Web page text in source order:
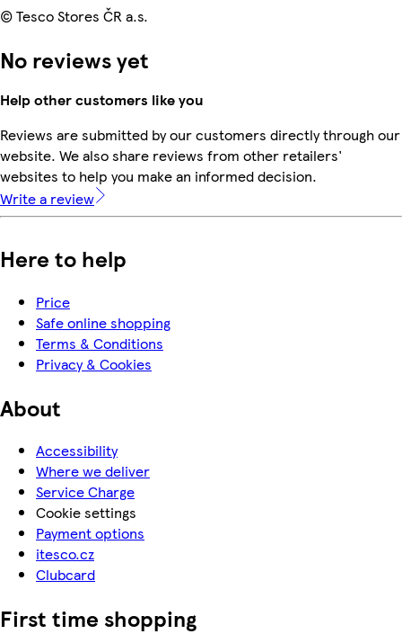
© Tesco Stores ČR a.s.
No reviews yet
Help other customers like you
Reviews are submitted by our customers directly through our
website. We also share reviews from other retailers'
websites to help you make an informed decision.
Write a review
Here to help
Price
Safe online shopping
Terms & Conditions
Privacy & Cookies
About
Accessibility
Where we deliver
Service Charge
Cookie settings
Payment options
itesco.cz
Clubcard
First time shopping